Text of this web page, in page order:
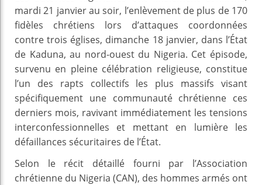
mardi 21 janvier au soir, l’enlèvement de plus de 170
fidèles chrétiens lors d’attaques coordonnées
contre trois églises, dimanche 18 janvier, dans l’État
de Kaduna, au nord-ouest du Nigeria. Cet épisode,
survenu en pleine célébration religieuse, constitue
l’un des rapts collectifs les plus massifs visant
spécifiquement une communauté chrétienne ces
derniers mois, ravivant immédiatement les tensions
interconfessionnelles et mettant en lumière les
défaillances sécuritaires de l’État.
Selon le récit détaillé fourni par l’Association
chrétienne du Nigeria (CAN), des hommes armés ont